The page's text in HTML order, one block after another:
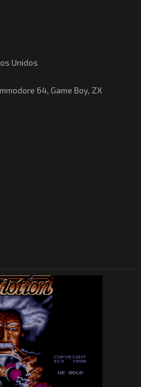
Unidos
64, Game Boy, ZX